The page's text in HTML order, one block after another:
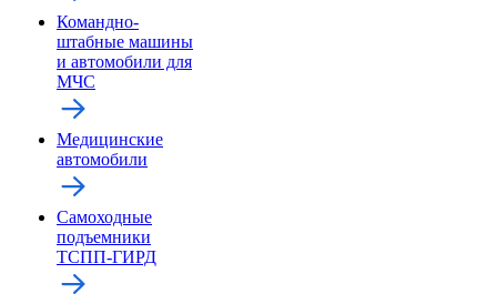
Командно-
штабные машины
и автомобили для
МЧС
Медицинские
автомобили
Самоходные
подъемники
ТСПП-ГИРД